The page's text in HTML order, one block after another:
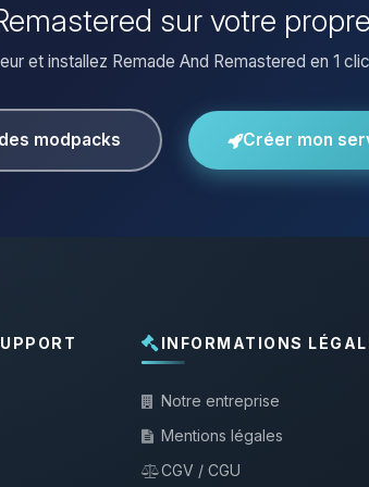
sur votre
et installez Remade And Remastered en 1
modpacks Créer mon
INFORMATIONS
Notre entreprise
Mentions légales
CGV / CGU